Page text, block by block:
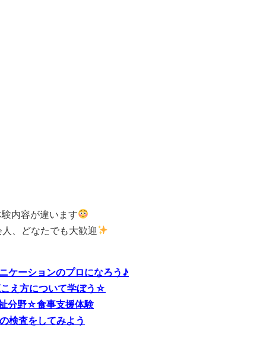
内容が違います
、どなたでも大歓迎
ケーションのプロになろう♪
え方について学ぼう☆
分野☆食事支援体験
検査をしてみよう